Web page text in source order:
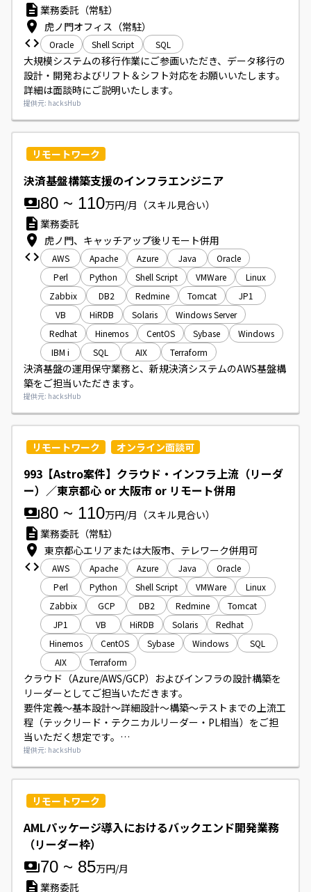
業務委託（常駐）
虎ノ門オフィス（常駐）
Oracle Shell Script SQL
大規模システムの移行作業にご参画いただき、データ移行の
設計・開発およびリフト＆シフト対応をお願いいたします。
詳細は面談時にご説明いたします。
提供元: hacksHub
リモートワーク
決済基盤構築支援のインフラエンジニア
80 ~ 110万円/月 （スキル見合い）
業務委託
虎ノ門、キャッチアップ後リモート併用
AWS Apache Azure Java
Oracle
Perl
Python Shell Script VMWare
Linux
Zabbix
DB2 Redmine Tomcat
JP1
VB
HiRDB Solaris
Windows Server
Redhat
Hinemos CentOS Sybase
Windows
IBM i
SQL AIX Terraform
決済基盤の運用保守業務と、新規決済システムのAWS基盤構
築をご担当いただきます。
提供元: hacksHub
リモートワーク オンライン面談可
993【Astro案件】クラウド・インフラ上流（リーダ
ー）／東京都心 or 大阪市 or リモート併用
80 ~ 110万円/月 （スキル見合い）
業務委託（常駐）
東京都心エリアまたは大阪市、テレワーク併用可
AWS Apache Azure Java
Oracle
Perl
Python Shell Script VMWare
Linux
Zabbix
GCP DB2 Redmine
Tomcat
JP1
VB HiRDB Solaris
Redhat
Hinemos
CentOS Sybase Windows
SQL
AIX
Terraform
クラウド（Azure/AWS/GCP）およびインフラの設計構築を
リーダーとしてご担当いただきます。
要件定義～基本設計～詳細設計～構築～テストまでの上流工
程（テックリード・テクニカルリーダー・PL相当）をご担
当いただく想定です。
民間企業向け既存／新規システムの対応が中心で、必要に応
じて顧客折衝やチームマネジメントもお願いいたします。
提供元: hacksHub
リモートワーク
AMLパッケージ導入におけるバックエンド開発業務
（リーダー枠）
70 ~ 85万円/月
業務委託